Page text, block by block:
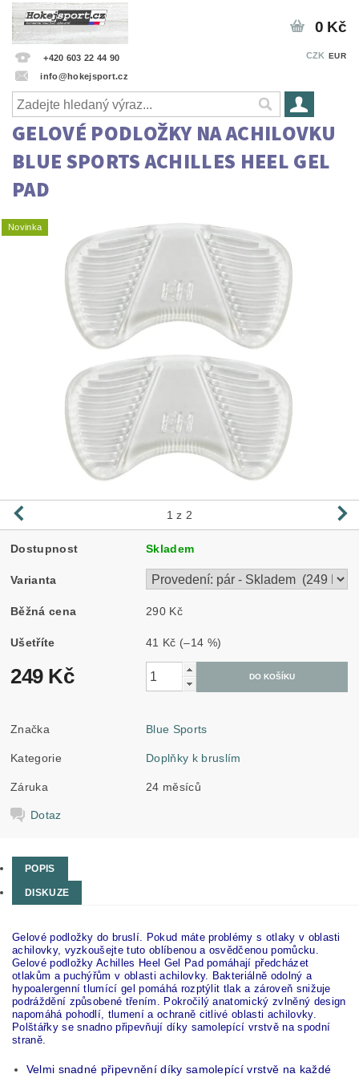
+420 603 22 44 90
info@hokejsport.cz
CZK EUR
0 Kč
GELOVÉ PODLOŽKY NA ACHILOVKU
BLUE SPORTS ACHILLES HEEL GEL
PAD
Novinka
1 z 2
Dostupnost Skladem
Varianta
Běžná cena 290 Kč
Ušetříte 41 Kč (–14 %)
249 Kč
Značka Blue Sports
Kategorie Doplňky k bruslím
Záruka 24 měsíců
Dotaz
POPIS
DISKUZE
Gelové podložky do bruslí. Pokud máte problémy s otlaky v oblasti
achilovky, vyzkoušejte tuto oblíbenou a osvědčenou pomůcku.
Gelové podložky Achilles Heel Gel Pad pomáhají předcházet
otlakům a puchýřům v oblasti achilovky. Bakteriálně odolný a
hypoalergenní tlumící gel pomáhá rozptýlit tlak a zároveň snižuje
podráždění způsobené třením. Pokročilý anatomický zvlněný design
napomáhá pohodlí, tlumení a ochraně citlivé oblasti achilovky.
Polštářky se snadno připevňují díky samolepící vrstvě na spodní
straně.
Velmi snadné připevnění díky samolepící vrstvě na každé